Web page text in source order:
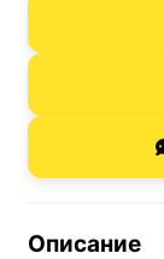
Описание